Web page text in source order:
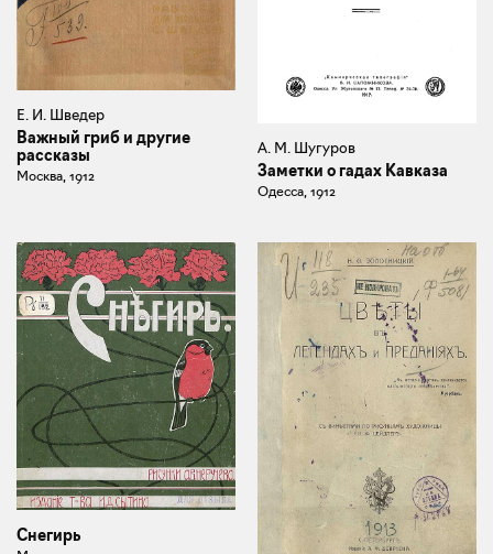
Е. И. Шведер
Важный гриб и другие
рассказы
Москва, 1912
А. М. Шугуров
Заметки о гадах Кавказа
Одесса, 1912
Снегирь